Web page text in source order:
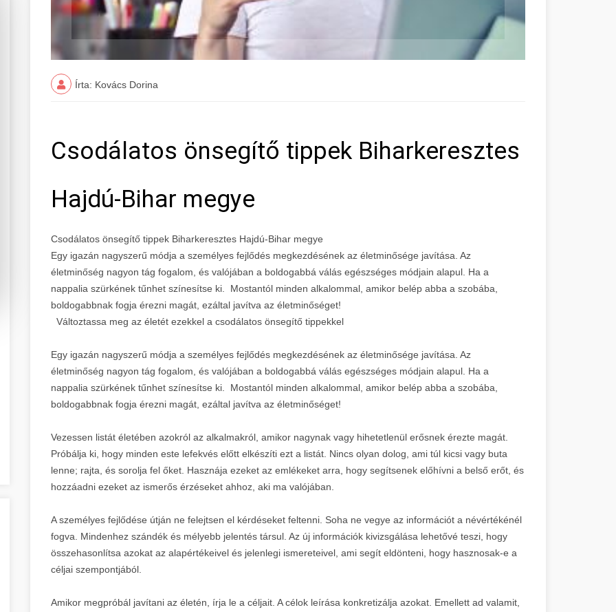
Írta: Kovács Dorina
Csodálatos önsegítő tippek Biharkeresztes
Hajdú-Bihar megye
Csodálatos önsegítő tippek Biharkeresztes Hajdú-Bihar megye
Egy igazán nagyszerű módja a személyes fejlődés megkezdésének az életminősége javítása. Az
életminőség nagyon tág fogalom, és valójában a boldogabbá válás egészséges módjain alapul. Ha a
nappalia szürkének tűnhet színesítse ki. Mostantól minden alkalommal, amikor belép abba a szobába,
boldogabbnak fogja érezni magát, ezáltal javítva az életminőséget!
Változtassa meg az életét ezekkel a csodálatos önsegítő tippekkel
Egy igazán nagyszerű módja a személyes fejlődés megkezdésének az életminősége javítása. Az
életminőség nagyon tág fogalom, és valójában a boldogabbá válás egészséges módjain alapul. Ha a
nappalia szürkének tűnhet színesítse ki. Mostantól minden alkalommal, amikor belép abba a szobába,
boldogabbnak fogja érezni magát, ezáltal javítva az életminőséget!
Vezessen listát életében azokról az alkalmakról, amikor nagynak vagy hihetetlenül erősnek érezte magát.
Próbálja ki, hogy minden este lefekvés előtt elkészíti ezt a listát. Nincs olyan dolog, ami túl kicsi vagy buta
lenne; rajta, és sorolja fel őket. Hasznája ezeket az emlékeket arra, hogy segítsenek előhívni a belső erőt, és
hozzáadni ezeket az ismerős érzéseket ahhoz, aki ma valójában.
A személyes fejlődése útján ne felejtsen el kérdéseket feltenni. Soha ne vegye az információt a névértékénél
fogva. Mindenhez szándék és mélyebb jelentés társul. Az új információk kivizsgálása lehetővé teszi, hogy
összehasonlítsa azokat az alapértékeivel és jelenlegi ismereteivel, ami segít eldönteni, hogy hasznosak-e a
céljai szempontjából.
Amikor megpróbál javítani az életén, írja le a céljait. A célok leírása konkretizálja azokat. Emellett ad valamit,